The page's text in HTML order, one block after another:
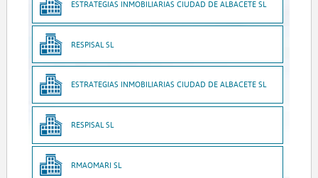
ESTRATEGIAS INMOBILIARIAS CIUDAD DE ALBACETE SL
RESPISAL SL
ESTRATEGIAS INMOBILIARIAS CIUDAD DE ALBACETE SL
RESPISAL SL
RMAOMARI SL